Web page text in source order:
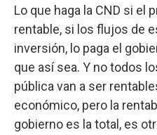
Lo que haga la CND si el
rentable, si los flujos de
inversión, lo paga el
que así sea. Y no todos
pública van a ser
económico, pero la
gobierno es la total, es